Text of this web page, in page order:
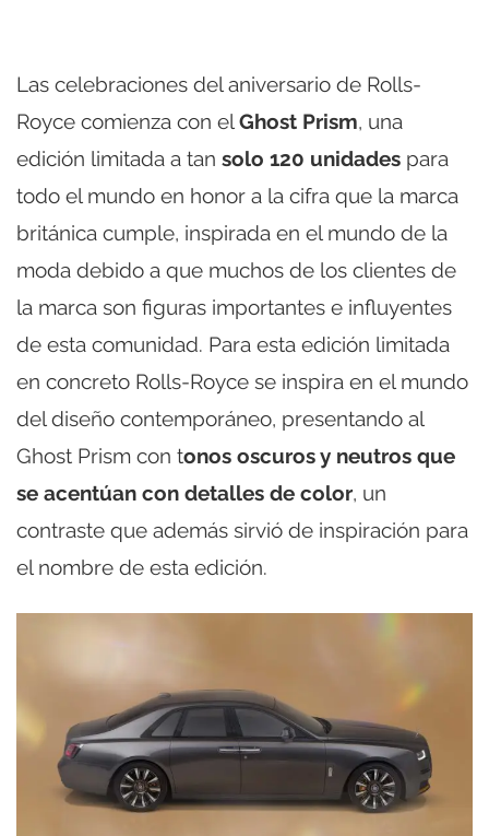
Las celebraciones del aniversario de Rolls-
Royce comienza con elGhost Prism, una
edición limitada a tan solo 120 unidades para
todo el mundo en honor a la cifra que la marca
británica cumple, inspirada en el mundo de la
moda debido a que muchos de los clientes de
la marca son figuras importantes e influyentes
de esta comunidad. Para esta edición limitada
en concreto Rolls-Royce se inspira en el mundo
del diseño contemporáneo, presentando al
Ghost Prism con tonos oscuros y neutros que
se acentúan con detalles de color, un
contraste que además sirvió de inspiración para
el nombre de esta edición.